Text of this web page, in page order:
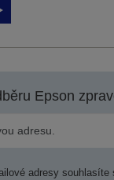
Epson
adresy souhlasíte